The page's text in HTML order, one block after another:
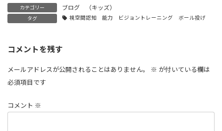
カテゴリー ブログ （キッズ）
タグ 視空間認知 能力 ビジョントレーニング ボール投げ
コメントを残す
メールアドレスが公開されることはありません。 ※ が付いている欄は
必須項目です
コメント ※